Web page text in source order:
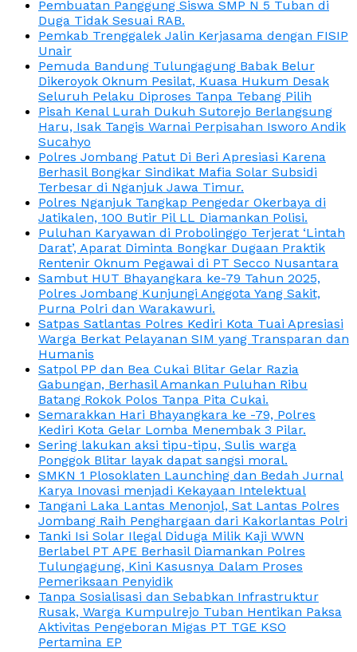
Pembuatan Panggung Siswa SMP N 5 Tuban di
Duga Tidak Sesuai RAB.
Pemkab Trenggalek Jalin Kerjasama dengan FISIP
Unair
Pemuda Bandung Tulungagung Babak Belur
Dikeroyok Oknum Pesilat, Kuasa Hukum Desak
Seluruh Pelaku Diproses Tanpa Tebang Pilih
Pisah Kenal Lurah Dukuh Sutorejo Berlangsung
Haru, Isak Tangis Warnai Perpisahan Isworo Andik
Sucahyo
Polres Jombang Patut Di Beri Apresiasi Karena
Berhasil Bongkar Sindikat Mafia Solar Subsidi
Terbesar di Nganjuk Jawa Timur.
Polres Nganjuk Tangkap Pengedar Okerbaya di
Jatikalen, 100 Butir Pil LL Diamankan Polisi.
Puluhan Karyawan di Probolinggo Terjerat ‘Lintah
Darat’, Aparat Diminta Bongkar Dugaan Praktik
Rentenir Oknum Pegawai di PT Secco Nusantara
Sambut HUT Bhayangkara ke-79 Tahun 2025,
Polres Jombang Kunjungi Anggota Yang Sakit,
Purna Polri dan Warakawuri.
Satpas Satlantas Polres Kediri Kota Tuai Apresiasi
Warga Berkat Pelayanan SIM yang Transparan dan
Humanis
Satpol PP dan Bea Cukai Blitar Gelar Razia
Gabungan, Berhasil Amankan Puluhan Ribu
Batang Rokok Polos Tanpa Pita Cukai.
Semarakkan Hari Bhayangkara ke -79, Polres
Kediri Kota Gelar Lomba Menembak 3 Pilar.
Sering lakukan aksi tipu-tipu, Sulis warga
Ponggok Blitar layak dapat sangsi moral.
SMKN 1 Plosoklaten Launching dan Bedah Jurnal
Karya Inovasi menjadi Kekayaan Intelektual
Tangani Laka Lantas Menonjol, Sat Lantas Polres
Jombang Raih Penghargaan dari Kakorlantas Polri
Tanki Isi Solar Ilegal Diduga Milik Kaji WWN
Berlabel PT APE Berhasil Diamankan Polres
Tulungagung, Kini Kasusnya Dalam Proses
Pemeriksaan Penyidik
Tanpa Sosialisasi dan Sebabkan Infrastruktur
Rusak, Warga Kumpulrejo Tuban Hentikan Paksa
Aktivitas Pengeboran Migas PT TGE KSO
Pertamina EP